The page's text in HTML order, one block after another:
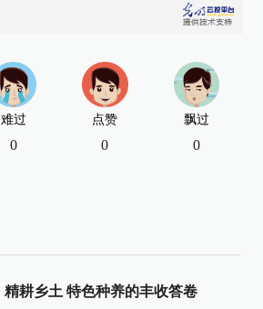
难过
0
点赞
0
飘过
0
精耕乡土 特色种养的丰收答卷